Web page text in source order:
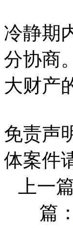
冷静期
分协商
大财产
免责声
体案件
上一
篇：